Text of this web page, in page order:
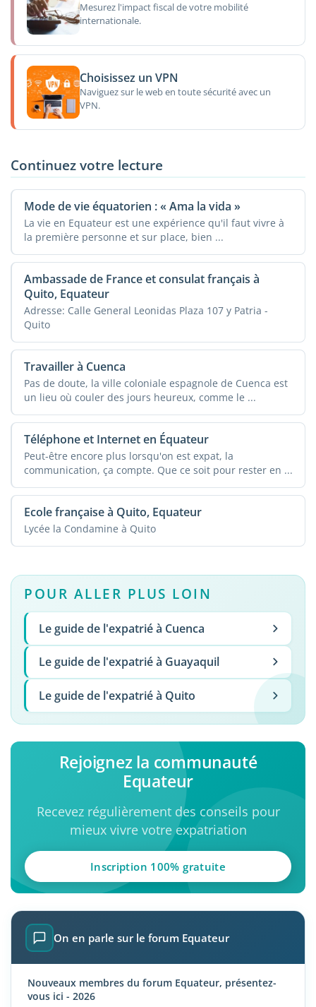
Mesurez l'impact fiscal de votre mobilité
internationale.
Choisissez un VPN
Naviguez sur le web en toute sécurité avec un
VPN.
Continuez votre lecture
Mode de vie équatorien : « Ama la vida »
La vie en Equateur est une expérience qu'il faut vivre à
la première personne et sur place, bien ...
Ambassade de France et consulat français à
Quito, Equateur
Adresse: Calle General Leonidas Plaza 107 y Patria -
Quito
Travailler à Cuenca
Pas de doute, la ville coloniale espagnole de Cuenca est
un lieu où couler des jours heureux, comme le ...
Téléphone et Internet en Équateur
Peut-être encore plus lorsqu'on est expat, la
communication, ça compte. Que ce soit pour rester en ...
Ecole française à Quito, Equateur
Lycée la Condamine à Quito
POUR ALLER PLUS LOIN
Le guide de l'expatrié à Cuenca
Le guide de l'expatrié à Guayaquil
Le guide de l'expatrié à Quito
Rejoignez la communauté
Equateur
Recevez régulièrement des conseils pour
mieux vivre votre expatriation
Inscription 100% gratuite
On en parle sur le forum Equateur
Nouveaux membres du forum Equateur, présentez-
vous ici - 2026